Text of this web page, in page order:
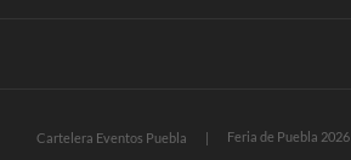
Cartelera Eventos Puebla
Feria de Puebla 2026